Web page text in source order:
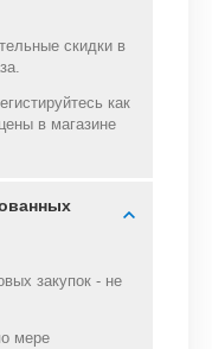
скидки в
как
в магазине
закупок - не
мере